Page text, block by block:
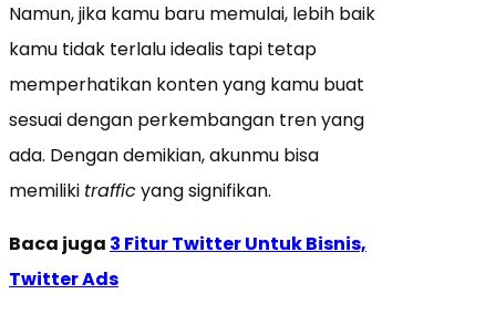
Namun, jika kamu baru memulai, lebih baik
kamu tidak terlalu idealis tapi tetap
memperhatikan konten yang kamu buat
sesuai dengan perkembangan tren yang
ada. Dengan demikian, akunmu bisa
memiliki trafficyang signifikan.
Baca juga 3 Fitur Twitter Untuk Bisnis,
Twitter Ads